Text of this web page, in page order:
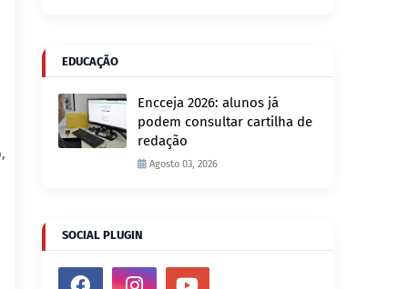
EDUCAÇÃO
Encceja 2026: alunos já
podem consultar cartilha de
redação
Agosto 03, 2026
SOCIAL PLUGIN